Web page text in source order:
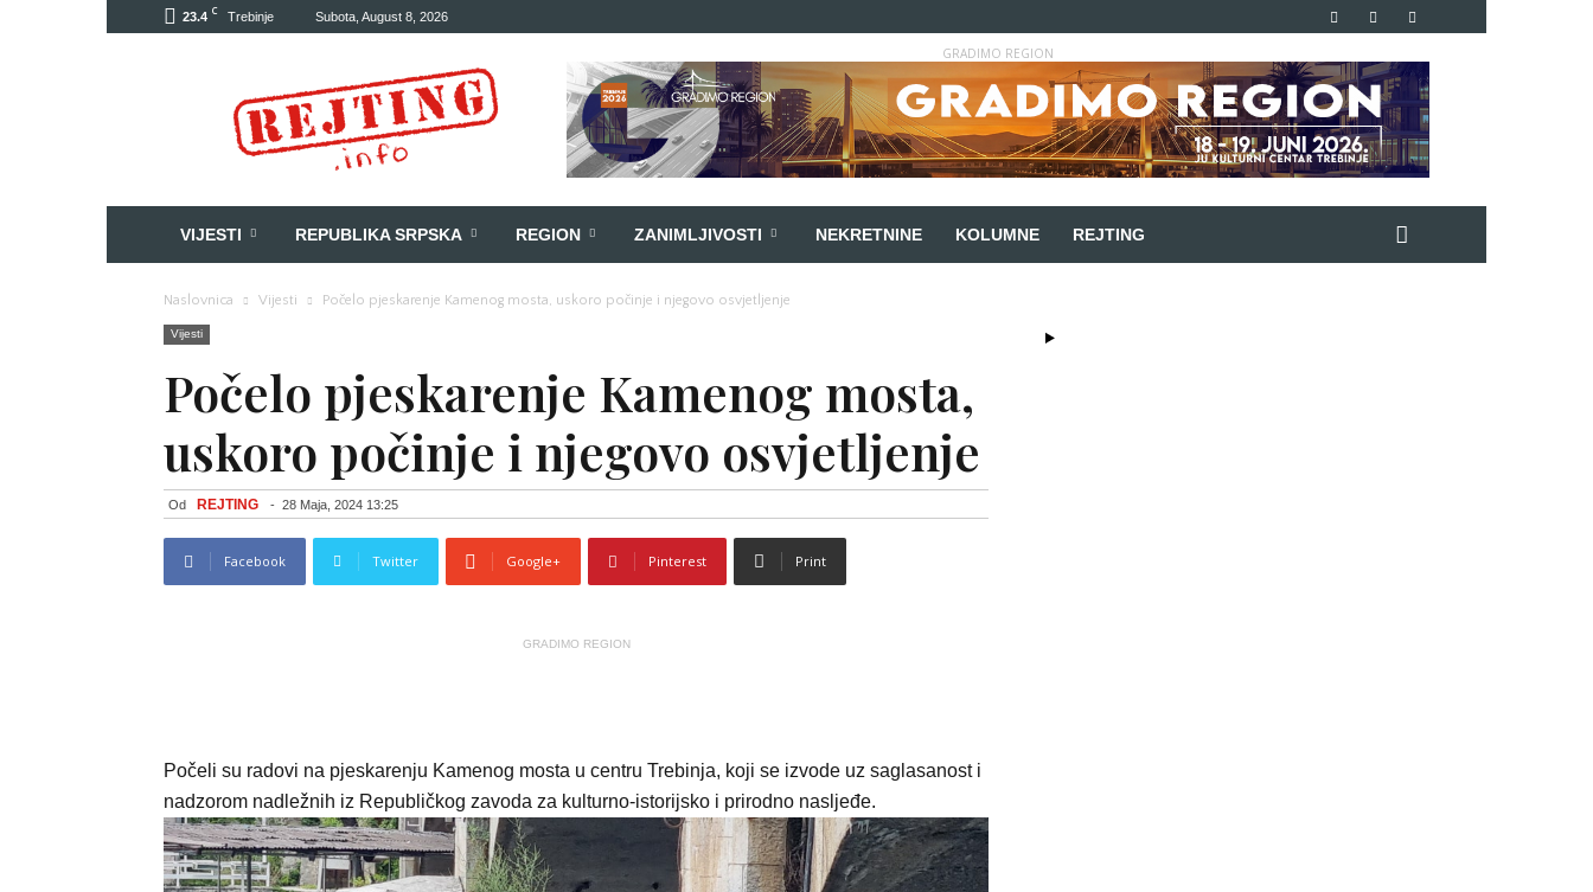
23.4 C Trebinje Subota, August 8, 2026
GRADIMO REGION
VIJESTI REPUBLIKA SRPSKA REGION ZANIMLJIVOSTI NEKRETNINE KOLUMNE REJTING
Naslovnica Vijesti Počelo pjeskarenje Kamenog mosta, uskoro počinje i njegovo osvjetljenje
Vijesti
Počelo pjeskarenje Kamenog mosta,
uskoro počinje i njegovo osvjetljenje
Od REJTING - 28 Maja, 2024 13:25
Facebook Twitter Google+ Pinterest Print
GRADIMO REGION
Počeli su radovi na pjeskarenju Kamenog mosta u centru Trebinja, koji se izvode uz saglasanost i
nadzorom nadležnih iz Republičkog zavoda za kulturno-istorijsko i prirodno nasljeđe.